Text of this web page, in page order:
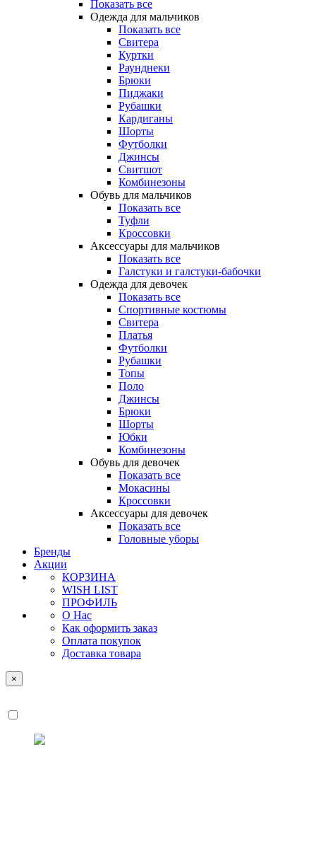
Показать все
Одежда для мальчиков
Показать все
Свитера
Куртки
Раунднеки
Брюки
Пиджаки
Рубашки
Кардиганы
Шорты
Футболки
Джинсы
Свитшот
Комбинезоны
Обувь для мальчиков
Показать все
Туфли
Кроссовки
Аксессуары для мальчиков
Показать все
Галстуки и галстуки-бабочки
Одежда для девочек
Показать все
Спортивные костюмы
Свитера
Платья
Футболки
Рубашки
Топы
Поло
Джинсы
Брюки
Шорты
Юбки
Комбинезоны
Обувь для девочек
Показать все
Мокасины
Кроссовки
Аксессуары для девочек
Показать все
Головные уборы
Бренды
Акции
КОРЗИНА
WISH LIST
ПРОФИЛЬ
О Нас
Как оформить заказ
Оплата покупок
Доставка товара
×